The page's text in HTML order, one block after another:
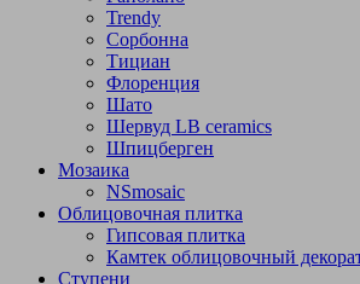
Trendy
Сорбонна
Тициан
Флоренция
Шато
Шервуд LB ceramics
Шпицберген
Мозаика
NSmosaic
Облицовочная плитка
Гипсовая плитка
Камтек облицовочный
Ступени